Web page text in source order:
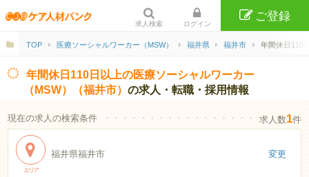
求人検索 ログイン
ご登録
TOP 医療ソーシャルワーカー（MSW） 福井県 福井市 年間休日110
年間休日110日以上の医療ソーシャルワーカー
（MSW）（福井市）の求人・転職・採用情報
現在の求人の検索条件 ・・・・・・・・・・・・・・・・・・・・・・
求人数1件
エリア
福井県福井市 変更